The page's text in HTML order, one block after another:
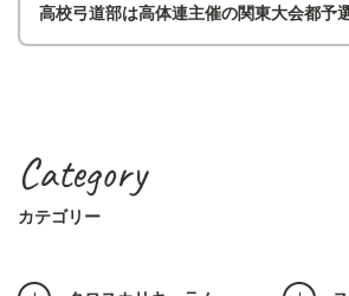
高校弓道部は高体連主催の関東大会都予選
Category
カテゴリー